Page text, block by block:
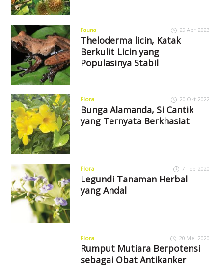
Fauna 29 Apr 2023
Theloderma licin, Katak
Berkulit Licin yang
Populasinya Stabil
Flora 20 Okt 2022
Bunga Alamanda, Si Cantik
yang Ternyata Berkhasiat
Flora 7 Feb 2020
Legundi Tanaman Herbal
yang Andal
Flora 20 Mei 2020
Rumput Mutiara Berpotensi
sebagai Obat Antikanker